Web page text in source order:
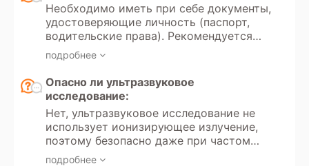
Необходимо иметь при себе документы,
удостоверяющие личность (паспорт,
водительские права). Рекомендуется
иметь направление от врача с указанием
цели обследования и минимальных
требований к протоколу. Для оценки
динамики состояния следует принести
результаты предыдущих обследований.
подробнее
Опасно ли ультразвуковое
исследование:
Нет, ультразвуковое исследование не
использует ионизирующее излучение,
поэтому безопасно даже при частом
многократном проведении.
подробнее